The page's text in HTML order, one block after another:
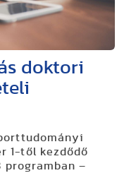
doktori
1-től kezdődő
–